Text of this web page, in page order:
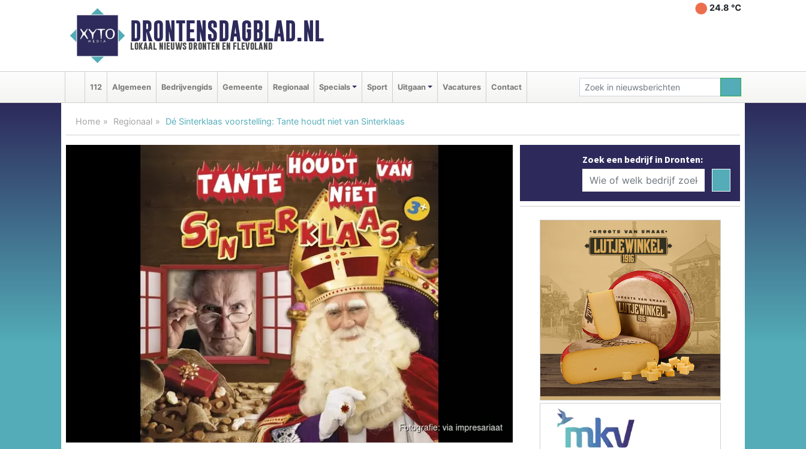
DRONTENSDAGBLAD.NL
lokaal nieuws dronten en flevoland
24.8 ℃
112 Algemeen Bedrijvengids Gemeente Regionaal Specials Sport Uitgaan Vacatures Contact
Home Regionaal Dé Sinterklaas voorstelling: Tante houdt niet van Sinterklaas
Zoek een bedrijf in Dronten: